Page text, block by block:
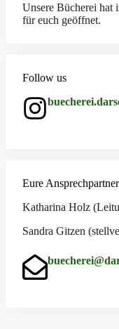
Unsere Bücherei hat
für euch geöffnet.
Follow us
Eure Ansprechpartner
Katharina Holz
Sandra Gitzen